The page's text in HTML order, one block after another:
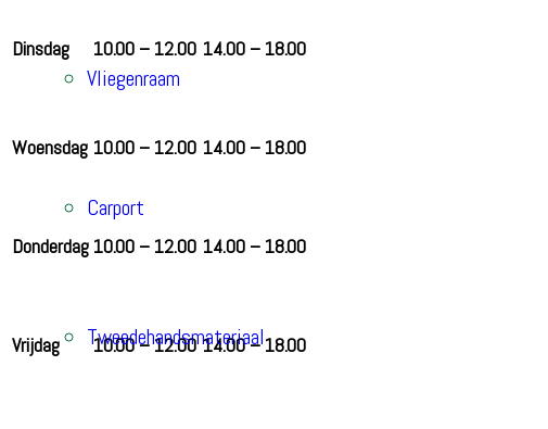
Vliegenraam
Carport
Tweedehandsmateriaal
Dinsdag 10.00 – 12.00 14.00 – 18.00
Woensdag 10.00 – 12.00 14.00 – 18.00
Donderdag 10.00 – 12.00 14.00 – 18.00
Vrijdag 10.00 – 12.00 14.00 – 18.00